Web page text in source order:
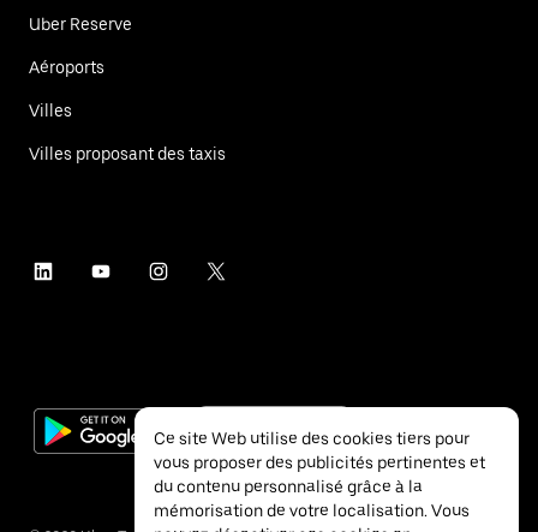
Uber Reserve
Aéroports
Villes
Villes proposant des taxis
Ce site Web utilise des cookies tiers pour
vous proposer des publicités pertinentes et
du contenu personnalisé grâce à la
mémorisation de votre localisation. Vous